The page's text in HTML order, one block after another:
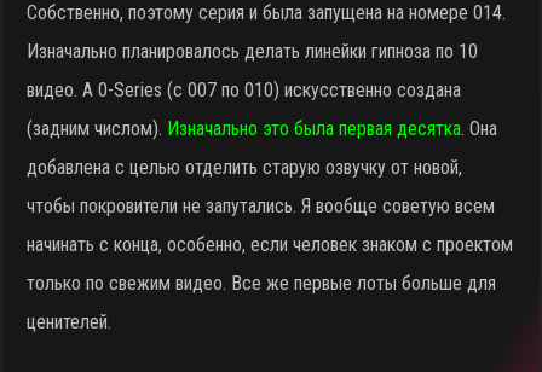
Собственно, поэтому серия и была запущена на номере 014.
Изначально планировалось делать линейки гипноза по 10
видео. А 0-Series (с 007 по 010) искусственно создана
(задним числом). Изначально это была первая десятка. Она
добавлена с целью отделить старую озвучку от новой,
чтобы покровители не запутались. Я вообще советую всем
начинать с конца, особенно, если человек знаком с проектом
только по свежим видео. Все же первые лоты больше для
ценителей.